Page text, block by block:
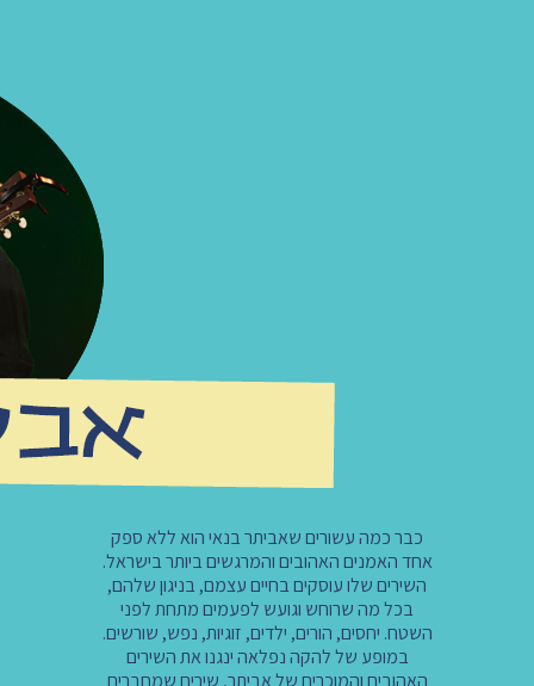
כבר כמה עשורים שאביתר בנאי הוא ללא ספק
אחד האמנים האהובים והמרגשים ביותר בישראל.
השירים שלו עוסקים בחיים עצמם, בניגון שלהם,
בכל מה שרוחש וגועש לפעמים מתחת לפני
השטח. יחסים, הורים, ילדים, זוגיות, נפש, שורשים.
במופע של להקה נפלאה ינגנו את השירים
האהובים והמוכרים של אביתר, שירים שמחברים